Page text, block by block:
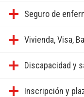
Seguro de
Vivienda, Visa,
Discapacidad y
Inscripción y